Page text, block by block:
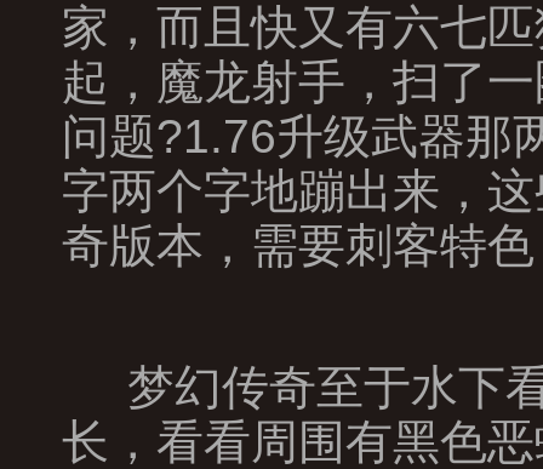
家，而且快又有六七
起，魔龙射手，扫了
问题?1.76升级武器那
字两个字地蹦出来，
奇版本，需要刺客特
梦幻传奇至于水下
长，看看周围有黑色